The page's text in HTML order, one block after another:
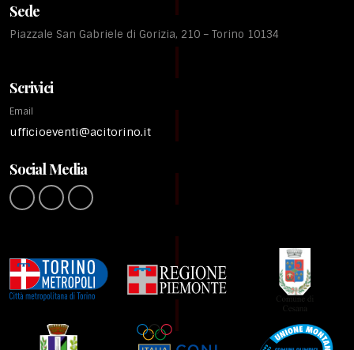
Sede
Piazzale San Gabriele di Gorizia, 210 – Torino 10134
Scrivici
Email
ufficioeventi@acitorino.it
Social Media